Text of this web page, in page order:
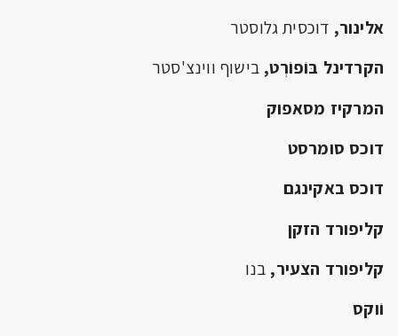
אלינור, דוכסית גלוסטר
הקרדינל בּוֹפוֹרְט,בישוף ווינצ'סטר
המרקיז מסאפוק
דוכס סומרסט
דוכס באקינגם
קליפורד הזקן
קליפורד הצעיר, בנו
וֹוקס